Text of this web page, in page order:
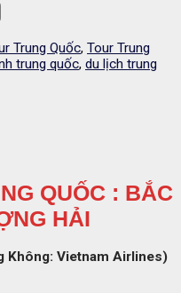
Trung Quốc, Tour Trung
trung quốc, du lịch trung
QUỐC : BẮC
HẢI
Không: Vietnam Airlines)